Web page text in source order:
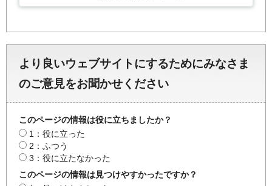
より良いウェブサイトにするためにみなさま
のご意見をお聞かせください
このページの情報は役に立ちましたか？
1：役に立った
2：ふつう
3：役に立たなかった
このページの情報は見つけやすかったですか？